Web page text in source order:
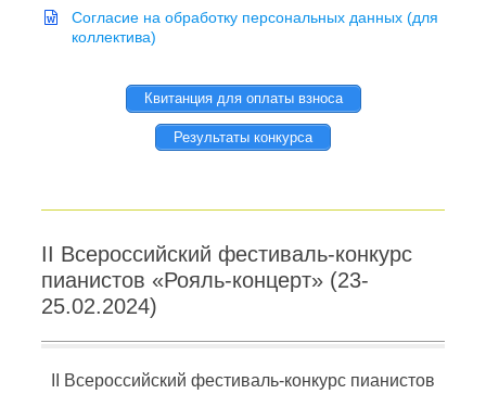
Согласие на обработку персональных данных (для
коллектива)
Квитанция для оплаты взноса
Результаты конкурса
II Всероссийский фестиваль-конкурс
пианистов «Рояль-концерт» (23-
25.02.2024)
II Всероссийский фестиваль-конкурс пианистов